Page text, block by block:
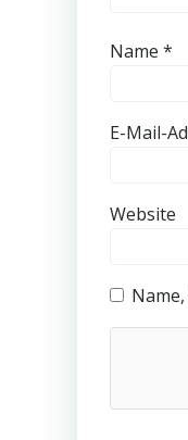
Name *
E-Mail-
Website